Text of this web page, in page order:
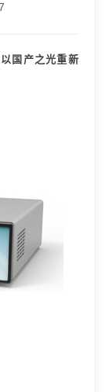
以国产之光重新